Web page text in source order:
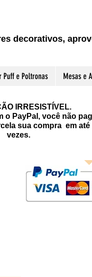
decorativos,
Puff e Poltronas Mesas e
IRRESISTÍVEL.
o PayPal, você não
sua compra em até
vezes.